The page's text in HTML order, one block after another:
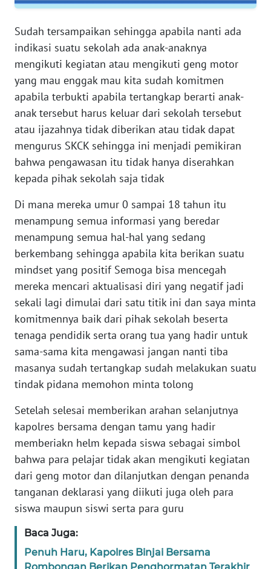
Sudah tersampaikan sehingga apabila nanti ada
indikasi suatu sekolah ada anak-anaknya
mengikuti kegiatan atau mengikuti geng motor
yang mau enggak mau kita sudah komitmen
apabila terbukti apabila tertangkap berarti anak-
anak tersebut harus keluar dari sekolah tersebut
atau ijazahnya tidak diberikan atau tidak dapat
mengurus SKCK sehingga ini menjadi pemikiran
bahwa pengawasan itu tidak hanya diserahkan
kepada pihak sekolah saja tidak
Di mana mereka umur 0 sampai 18 tahun itu
menampung semua informasi yang beredar
menampung semua hal-hal yang sedang
berkembang sehingga apabila kita berikan suatu
mindset yang positif Semoga bisa mencegah
mereka mencari aktualisasi diri yang negatif jadi
sekali lagi dimulai dari satu titik ini dan saya minta
komitmennya baik dari pihak sekolah beserta
tenaga pendidik serta orang tua yang hadir untuk
sama-sama kita mengawasi jangan nanti tiba
masanya sudah tertangkap sudah melakukan suatu
tindak pidana memohon minta tolong
Setelah selesai memberikan arahan selanjutnya
kapolres bersama dengan tamu yang hadir
memberiakn helm kepada siswa sebagai simbol
bahwa para pelajar tidak akan mengikuti kegiatan
dari geng motor dan dilanjutkan dengan penanda
tanganan deklarasi yang diikuti juga oleh para
siswa maupun siswi serta para guru
Baca Juga:
Penuh Haru, Kapolres Binjai Bersama
Rombongan Berikan Penghormatan Terakhir
WN
BABEL
WN
SUMBAR
WN
SUMSEL
BENGKULU
WN
LAMPUNG
WN
JATENG
WN
NUSANTARA
WN
JOGJA
WN
JATIM
WN
BALI
WN
KALTENG